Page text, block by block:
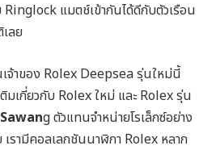
Ringlock แมตช์เข้ากันได้ดีกับตัวเรือน
ลย
จ้าของ Rolex Deepsea รุ่นใหม่นี้
มเกี่ยวกับ Rolex ใหม่ และ Rolex รุ่น
g ตัวแทนจำหน่ายโรเล็กซ์อย่าง
เรามีคอลเลกชันนาฬิกา Rolex หลาก